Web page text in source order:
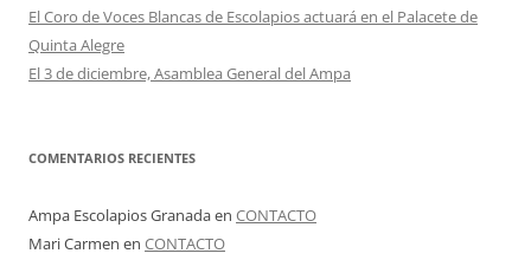
El Coro de Voces Blancas de Escolapios actuará en el Palacete de
Quinta Alegre
El 3 de diciembre, Asamblea General del Ampa
COMENTARIOS RECIENTES
Ampa Escolapios Granadaen CONTACTO
Mari Carmen en CONTACTO